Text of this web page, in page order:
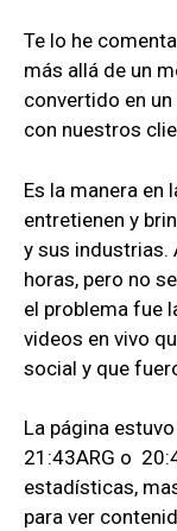
Te lo he
más allá de un
convertido en
con nuestros
Es la manera en
entretienen y
y sus industrias.
horas, pero no
el problema fue
videos en vivo
social y que
La página
21:43ARG o
estadísticas,
para ver